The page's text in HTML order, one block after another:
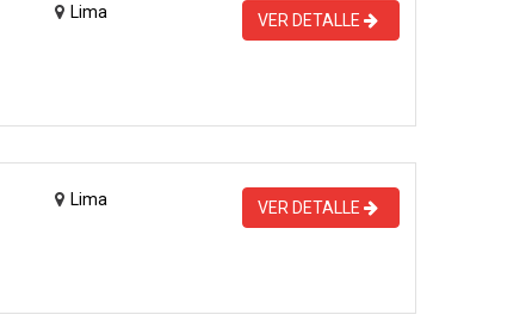
Lima VER DETALLE
Lima VER DETALLE